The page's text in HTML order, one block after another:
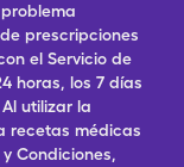
prescripciones
el Servicio de
horas, los 7 días
utilizar la
recetas médicas
Condiciones,